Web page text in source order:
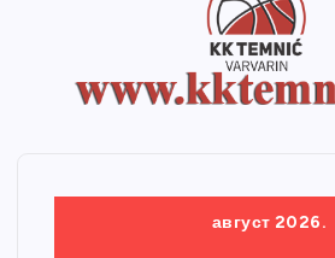
август 2026.